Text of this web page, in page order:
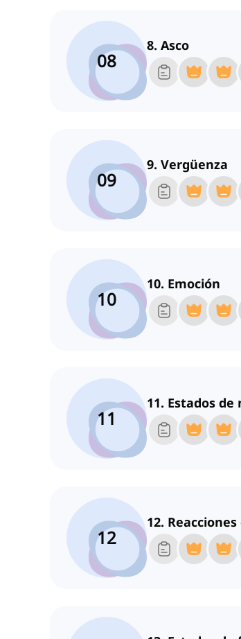
08
8. Asco
09
9. Vergüenza
10
10. Emoción
11
11. Estados de
12
12.